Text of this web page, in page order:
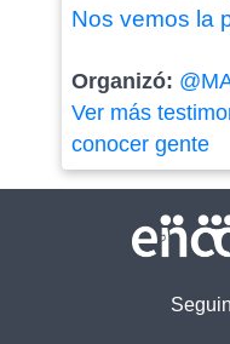
Nos vemos la
Organizó:
Ver más
conocer gente